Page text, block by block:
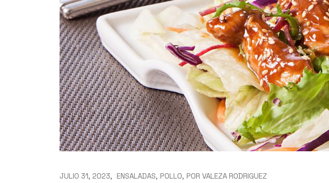
JULIO 31, 2023 ENSALADAS POLLO POR VALEZA RODRIGUEZ